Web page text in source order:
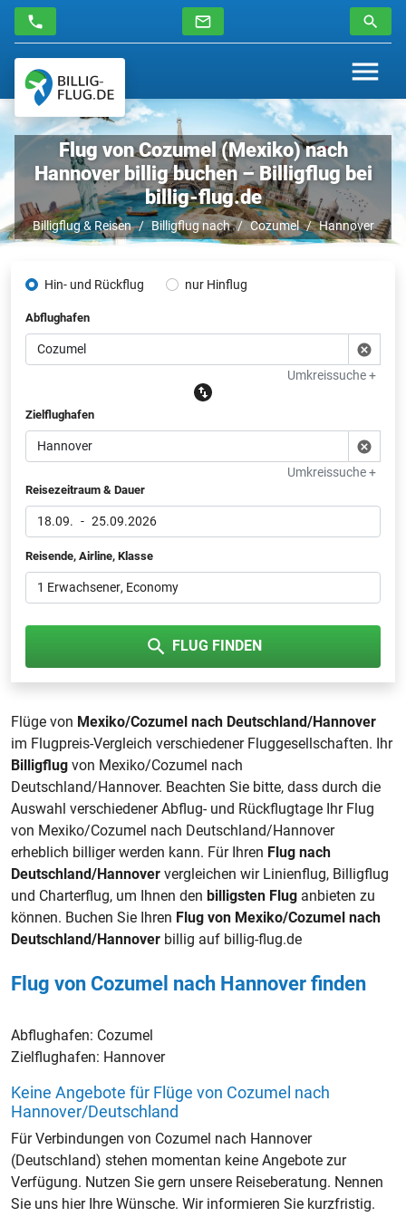
Flug von Cozumel (Mexiko) nach
Hannover billig buchen – Billigflug bei
billig-flug.de
Billigflug & Reisen Billigflug nach Cozumel Hannover
Hin- und Rückflug nur Hinflug
Abflughafen
Umkreissuche +
Zielflughafen
Umkreissuche +
Reisezeitraum & Dauer
18.09. - 25.09.2026
Reisende, Airline, Klasse
1 Erwachsener, Economy
FLUG FINDEN
Flüge von Mexiko/Cozumel nach Deutschland/Hannover
im Flugpreis-Vergleich verschiedener Fluggesellschaften. Ihr
Billigflug von Mexiko/Cozumel nach
Deutschland/Hannover. Beachten Sie bitte, dass durch die
Auswahl verschiedener Abflug- und Rückflugtage Ihr Flug
von Mexiko/Cozumel nach Deutschland/Hannover
erheblich billiger werden kann. Für Ihren Flug nach
Deutschland/Hannover vergleichen wir Linienflug, Billigflug
und Charterflug, um Ihnen den billigsten Flug anbieten zu
können. Buchen Sie Ihren Flug von Mexiko/Cozumel nach
Deutschland/Hannover billig auf billig-flug.de
Flug von Cozumel nach Hannover finden
Abflughafen: Cozumel
Zielflughafen: Hannover
Keine Angebote für Flüge von Cozumel nach
Hannover/Deutschland
Für Verbindungen von Cozumel nach Hannover
(Deutschland) stehen momentan keine Angebote zur
Verfügung. Nutzen Sie gern unsere Reiseberatung. Nennen
Sie uns hier Ihre Wünsche. Wir informieren Sie kurzfristig.